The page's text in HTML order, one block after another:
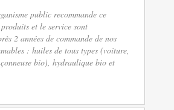
public recommande ce
et le service sont
2 années de commande de nos
: huiles de tous types (voiture,
bio), hydraulique bio et